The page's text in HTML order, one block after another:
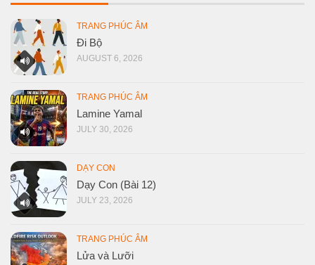
TRANG PHÚC ÂM
Đi Bộ
AUGUST 6, 2026
TRANG PHÚC ÂM
Lamine Yamal
JULY 30, 2026
DẠY CON
Dạy Con (Bài 12)
JULY 23, 2026
TRANG PHÚC ÂM
Lửa và Lưỡi